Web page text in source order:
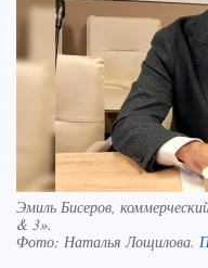
Эмиль Бисеров,
& 3».
Фото: Наталья Лощилова.